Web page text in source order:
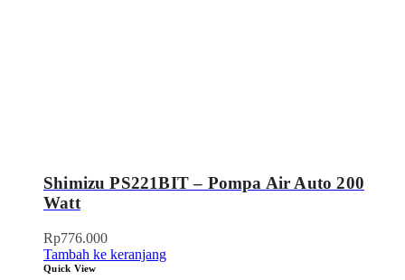
Shimizu PS221BIT – Pompa Air Auto 200
Watt
Rp776.000
Tambah ke keranjang
Quick View